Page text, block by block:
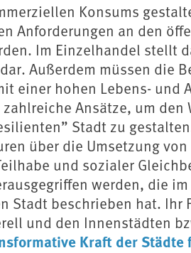
Konsums
Anforderungen an den
Im Einzelhandel stellt
Außerdem müssen die
einer hohen Lebens-
Ansätze, um
Stadt zu
über die Umsetzung
und sozialer
werden, die
Stadt beschrieben hat. Ihr
und den Innenstädten
Kraft der Städte